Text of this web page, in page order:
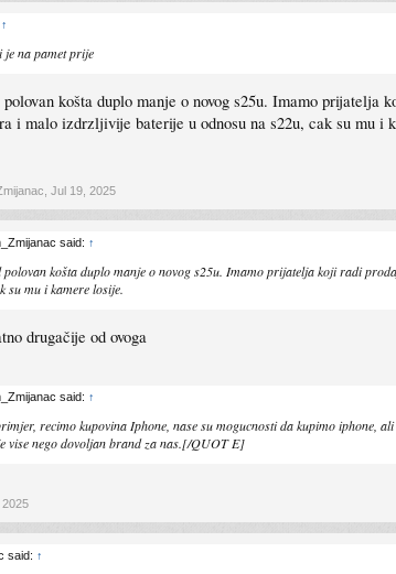
↑
je na pamet prije
košta duplo manje o novog s25u. Imamo
i malo izdrzljivije baterije u odnosu na s22u, cak su mu i
Jul 19, 2025
said: ↑
polovan košta duplo manje o novog s25u. Imamo prijatelja koji radi
su mu i kamere losije.
drugačije od ovoga
said: ↑
recimo kupovina Iphone, nase su mogucnosti da kupimo iphone,
vise nego dovoljan brand za nas.[/QUOT E]
said: ↑